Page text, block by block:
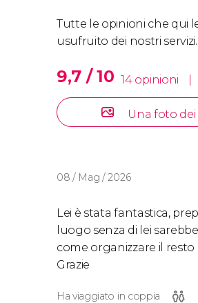
Tutte le opinioni che qui
usufruito dei nostri servizi.
9,7 / 10 14 opinioni
Una foto
08 / Mag / 2026
Lei è stata fantastica,
luogo senza di lei
come organizzare il
Grazie
Ha viaggiato in coppia